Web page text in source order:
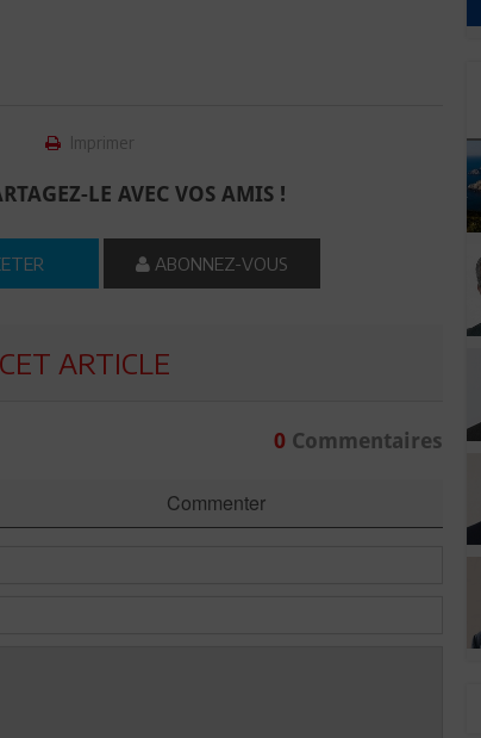
Imprimer
LE AVEC VOS AMIS !
ABONNEZ-VOUS
ARTICLE
0Commentaires
Commenter